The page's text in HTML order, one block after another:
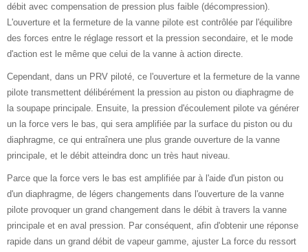
débit avec compensation de pression plus faible (décompression).
L'ouverture et la fermeture de la vanne pilote est contrôlée par l'équilibre
des forces entre le réglage ressort et la pression secondaire, et le mode
d'action est le même que celui de la vanne à action directe.
Cependant, dans un PRV piloté, ce l'ouverture et la fermeture de la vanne
pilote transmettent délibérément la pression au piston ou diaphragme de
la soupape principale. Ensuite, la pression d'écoulement pilote va générer
un la force vers le bas, qui sera amplifiée par la surface du piston ou du
diaphragme, ce qui entraînera une plus grande ouverture de la vanne
principale, et le débit atteindra donc un très haut niveau.
Parce que la force vers le bas est amplifiée par à l'aide d'un piston ou
d'un diaphragme, de légers changements dans l'ouverture de la vanne
pilote provoquer un grand changement dans le débit à travers la vanne
principale et en aval pression. Par conséquent, afin d'obtenir une réponse
rapide dans un grand débit de vapeur gamme, ajuster La force du ressort